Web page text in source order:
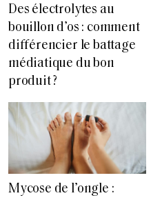
Des électrolytes au
bouillon d’os : comment
différencier le battage
médiatique du bon
produit ?
Mycose de l’ongle :